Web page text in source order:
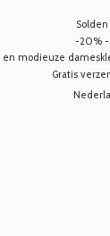
-20% -
modieuze
Gratis